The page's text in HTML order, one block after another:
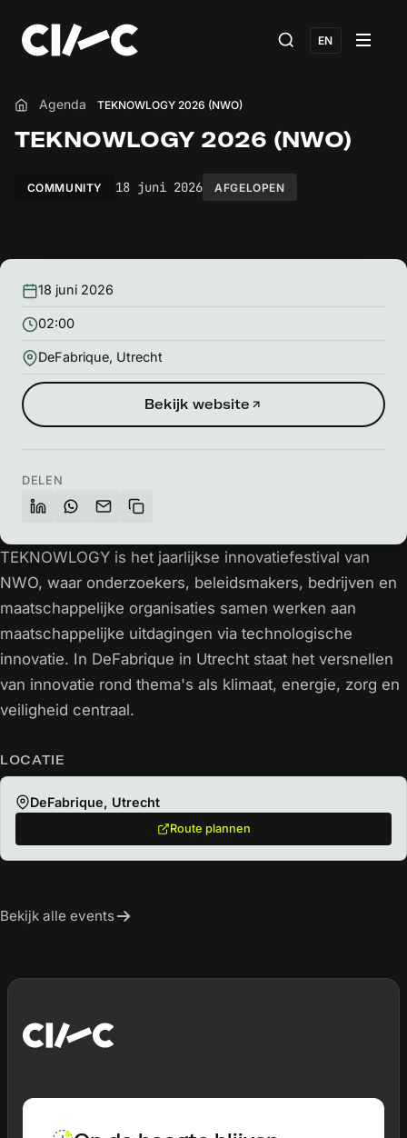
EN
Home
Agenda TEKNOWLOGY 2026 (NWO)
TEKNOWLOGY 2026 (NWO)
COMMUNITY 18 juni 2026 AFGELOPEN
TEKNOWLOGY is het jaarlijkse innovatiefestival van
NWO, waar onderzoekers, beleidsmakers, bedrijven en
maatschappelijke organisaties samen werken aan
maatschappelijke uitdagingen via technologische
innovatie. In DeFabrique in Utrecht staat het versnellen
van innovatie rond thema's als klimaat, energie, zorg en
veiligheid centraal.
LOCATIE
DeFabrique, Utrecht
Route plannen
18 juni 2026
02:00
DeFabrique, Utrecht
Bekijk website
DELEN
Bekijk alle events